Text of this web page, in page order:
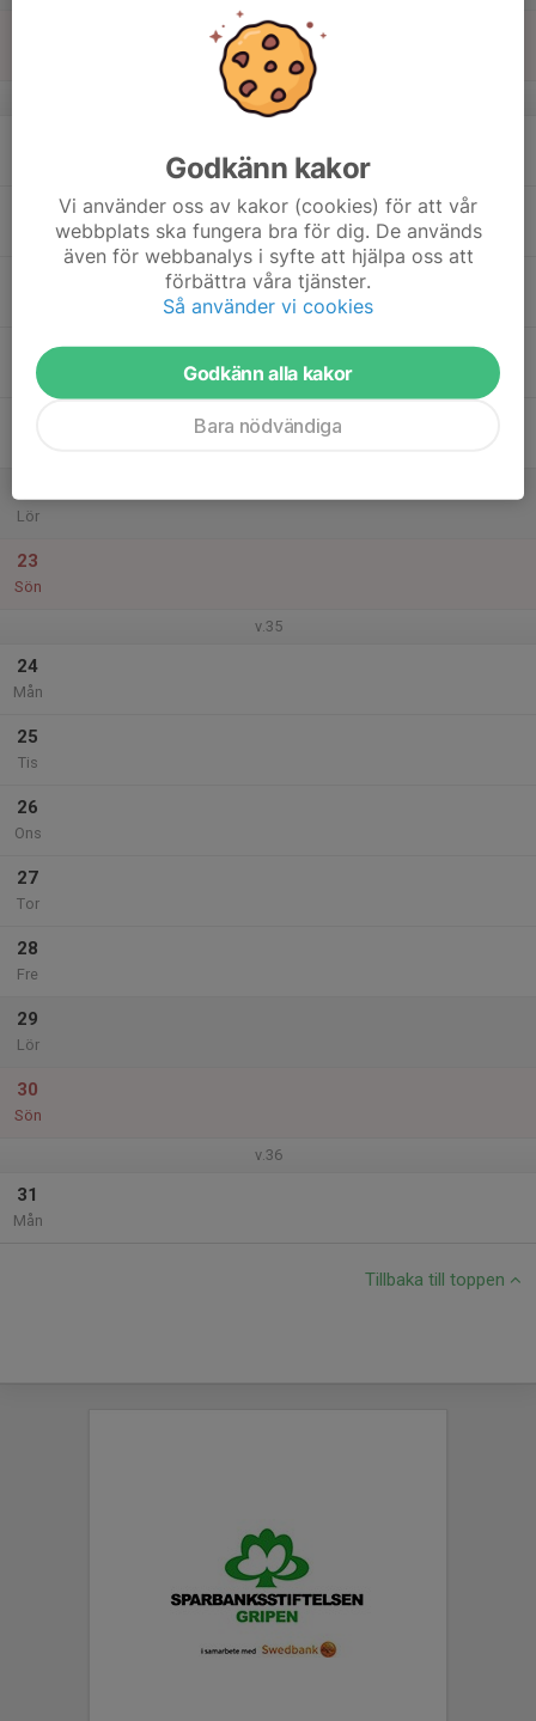
v.34
Tor
Lör
23
Sön
v.35
24
Mån
25
Tis
26
Ons
27
Tor
28
Fre
29
Lör
30
Sön
v.36
31
Mån
Tillbaka till toppen
Godkänn kakor
Vi använder oss av kakor (cookies) för att vår
webbplats ska fungera bra för dig. De används
även för webbanalys i syfte att hjälpa oss att
förbättra våra tjänster.
Så använder vi cookies
Godkänn alla kakor
Bara nödvändiga